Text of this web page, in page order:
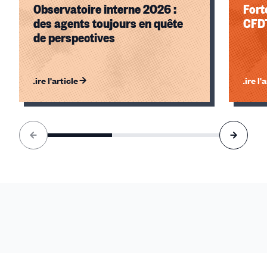
Observatoire interne 2026 :
des agents toujours en quête
de perspectives
Lire l'article Lire